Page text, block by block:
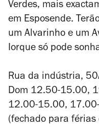
Verdes, mais
em Esposende.
um Alvarinho e um
Iorque só pode
Rua da indústria,
Dom 12.50-15.00,
12.00-15.00,
(fechado para férias